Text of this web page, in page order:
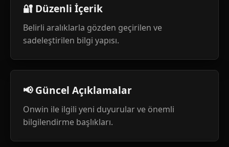
🔐 Düzenli İçerik
Belirli aralıklarla gözden geçirilen ve
sadeleştirilen bilgi yapısı.
📢 Güncel Açıklamalar
Onwin ile ilgili yeni duyurular ve önemli
bilgilendirme başlıkları.